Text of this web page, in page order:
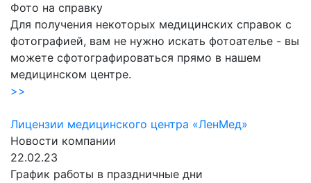
Фото на справку
Для получения некоторых медицинских справок с
фотографией, вам не нужно искать фотоателье - вы
можете сфотографироваться прямо в нашем
медицинском центре.
>>
Лицензии медицинского центра «ЛенМед»
Новости компании
22.02.23
График работы в праздничные дни